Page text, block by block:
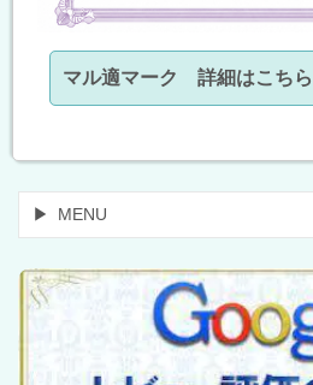
マル適マーク 詳細はこちら
MENU